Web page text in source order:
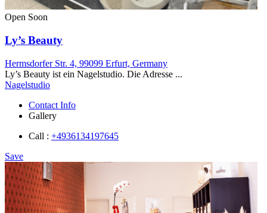
Open Soon
Ly’s Beauty
Hermsdorfer Str. 4, 99099 Erfurt, Germany
Ly’s Beauty ist ein Nagelstudio. Die Adresse ...
Nagelstudio
Contact Info
Gallery
Call : +4936134197645
Save